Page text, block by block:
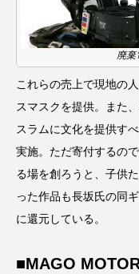
廃棄
これらの売上で現地の
スマスクを提供。また
スラムに文化を提供す
実施。ただ寄付するの
る場を創ろうと、子供
った作品も長坂氏の同
に還元している。
■MAGO MOTO